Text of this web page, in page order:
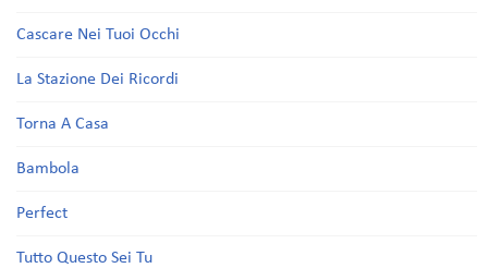
Cascare Nei Tuoi Occhi
La Stazione Dei Ricordi
Torna A Casa
Bambola
Perfect
Tutto Questo Sei Tu